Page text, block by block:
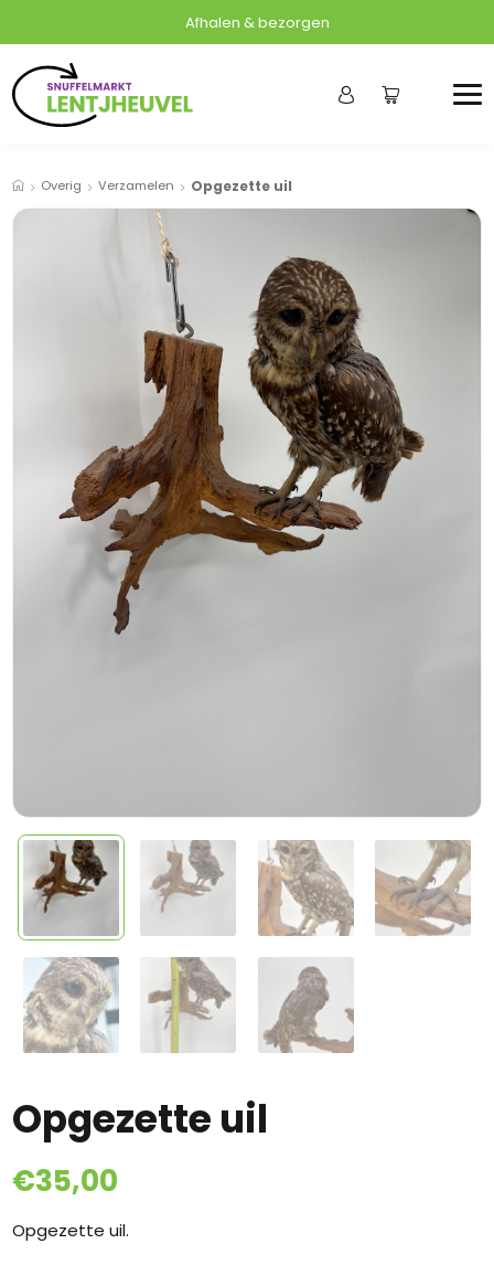
Afhalen & bezorgen
Overig Verzamelen Opgezette uil
Opgezette uil
€35,00
Opgezette uil.